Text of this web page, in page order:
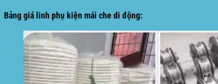
Bảng giá linh phụ kiện mái che di động: